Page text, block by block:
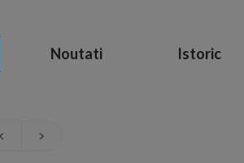
Noutati Istoric